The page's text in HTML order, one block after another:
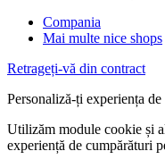
Compania
Mai multe nice shops
Retrageți-vă din contract
Personaliză-ți experiența
Utilizăm module cookie și
experiență de cumpărături